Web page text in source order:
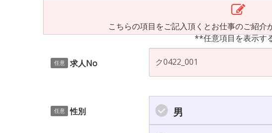
こちらの項目をご記入頂くとお仕事のご紹介
**任意項目を表示す
任意 求人No
任意 性別 男